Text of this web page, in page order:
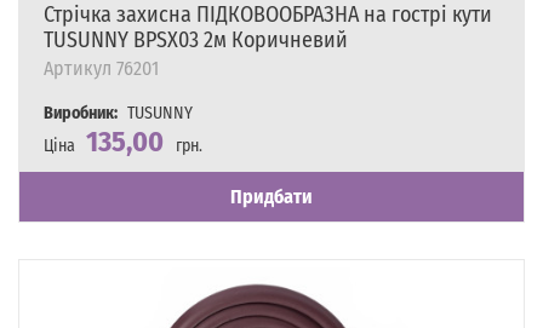
Стрічка захисна ПІДКОВООБРАЗНА на гострі кути
TUSUNNY BPSX03 2м Коричневий
Артикул 76201
Виробник: TUSUNNY
Ціна 135,00
грн.
Наявність
Є в наявності
Придбати